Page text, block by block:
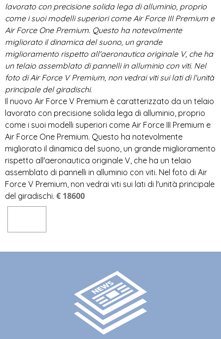
lavorato con precisione solida lega di alluminio, proprio
come i suoi modelli superiori come Air Force III Premium e
Air Force One Premium. Questo ha notevolmente
migliorato il dinamica del suono, un grande
miglioramento rispetto all'aeronautica originale V, che ha
un telaio assemblato di pannelli in alluminio con viti. Nel
foto di Air Force V Premium, non vedrai viti sui lati di l'unità
principale del giradischi.
Il nuovo Air Force V Premium è caratterizzato da un telaio
lavorato con precisione solida lega di alluminio, proprio
come i suoi modelli superiori come Air Force III Premium e
Air Force One Premium. Questo ha notevolmente
migliorato il dinamica del suono, un grande miglioramento
rispetto all'aeronautica originale V, che ha un telaio
assemblato di pannelli in alluminio con viti. Nel foto di Air
Force V Premium, non vedrai viti sui lati di l'unità principale
del giradischi. € 18600